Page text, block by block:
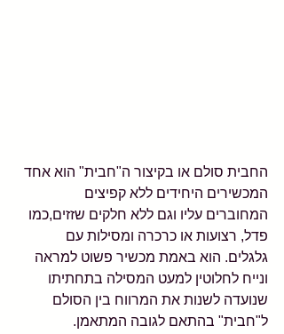
החבית סולם או בקיצור ה"חבית" הוא אחד
המכשירים היחידים ללא קפיצים
המחוברים עליו וגם ללא חלקים שזזים,כמו
פדל, רצועות או כרכרה ומסילות עם
גלגלים. הוא באמת מכשיר פשוט למראה
ונייח לחלוטין למעט המסילה בתחתיתו
שנועדה לשנות את המרווח בין הסולם
ל"חבית" בהתאם לגובה המתאמן.